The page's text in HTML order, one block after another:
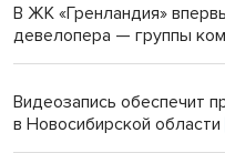
Инвалид получил
Новосибирский
В ЖК «Гренландия»
девелопера — группы
Видеозапись обеспечит
в Новосибирской области